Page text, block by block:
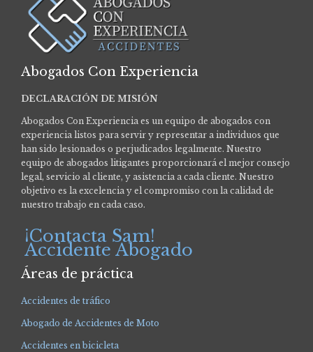
Abogados Con Experiencia
DECLARACIÓN DE MISIÓN
Abogados Con Experiencia es un equipo de abogados con
experiencia listos para servir y representar a individuos que
han sido lesionados o perjudicados legalmente. Nuestro
equipo de abogados litigantes proporcionará el mejor consejo
legal, servicio al cliente, y asistencia a cada cliente. Nuestro
objetivo es la excelencia y el compromiso con la calidad de
nuestro trabajo en cada caso.
¡Contacta Sam!
Accidente Abogado
Áreas de práctica
Accidentes de tráfico
Abogado de Accidentes de Moto
Accidentes en bicicleta